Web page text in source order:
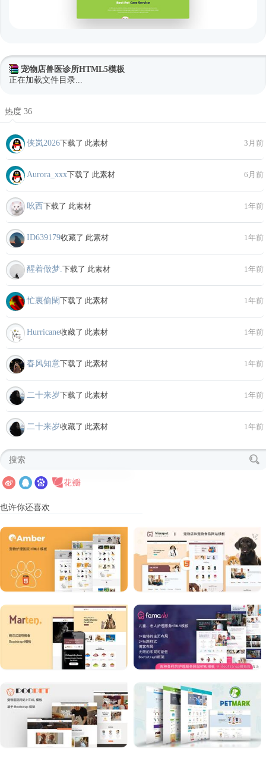
宠物店兽医诊所HTML5模板
正在加载文件目录...
热度 36
侠岚2026下载了 此素材 3月前
Aurora_xxx下载了 此素材 6月前
吆西下载了 此素材 1年前
ID639179收藏了 此素材 1年前
醒着做梦.下载了 此素材 1年前
忙裏偷閑下载了 此素材 1年前
Hurricane收藏了 此素材 1年前
春风知意下载了 此素材 1年前
二十来岁下载了 此素材 1年前
二十来岁收藏了 此素材 1年前
也许你还喜欢